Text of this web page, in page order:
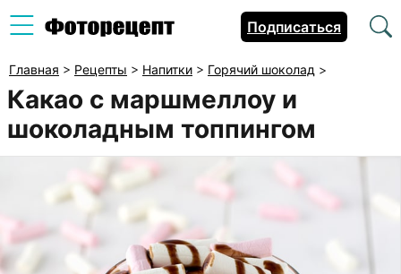
Подписаться
Главная > Рецепты > Напитки > Горячий шоколад >
Какао с маршмеллоу и
шоколадным топпингом